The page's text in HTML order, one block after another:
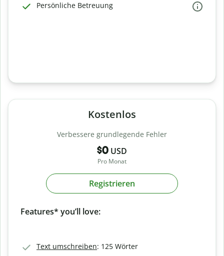
Persönliche Betreuung
Kostenlos
Verbessere grundlegende Fehler
$0 USD
Pro Monat
Registrieren
Features* you’ll love:
Text umschreiben: 125 Wörter